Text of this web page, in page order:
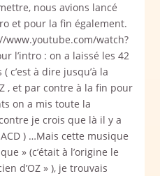
nous avions lancé
et pour la fin également.
www.youtube.com/watch?
l’intro : on a laissé les 42
c’est à dire jusqu’à la
, et par contre à la fin pour
on a mis toute la
je crois que là il y a
) …Mais cette musique
» (c’était à l’origine le
d’OZ » ), je trouvais